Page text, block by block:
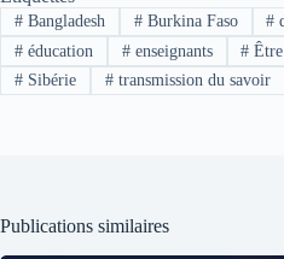
#Bangladesh #Burkina Faso #
#éducation #enseignants #
#Sibérie #transmission du savoir
Publications similaires